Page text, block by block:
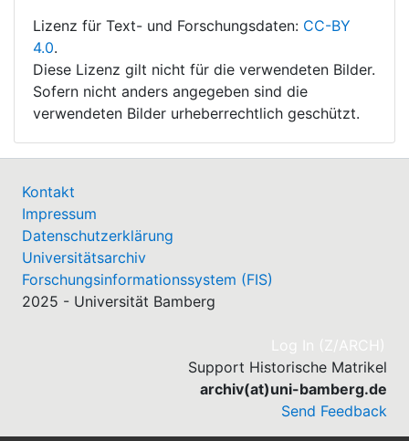
Lizenz für Text- und Forschungsdaten: CC-BY
4.0.
Diese Lizenz gilt nicht für die verwendeten Bilder.
Sofern nicht anders angegeben sind die
verwendeten Bilder urheberrechtlich geschützt.
Kontakt
Impressum
Datenschutzerklärung
Universitätsarchiv
Forschungsinformationssystem (FIS)
2025 - Universität Bamberg
Log In (Z/ARCH)
Support Historische Matrikel
archiv(at)uni-bamberg.de
Send Feedback